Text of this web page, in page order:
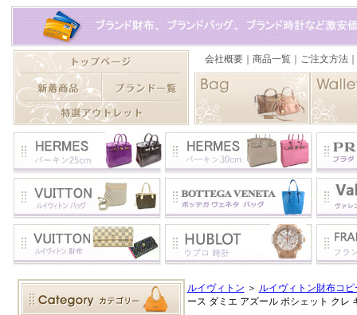
ルイヴィトン ＞ ルイヴィトン財布コピ
ース ダミエ アズール ポシェット クレ